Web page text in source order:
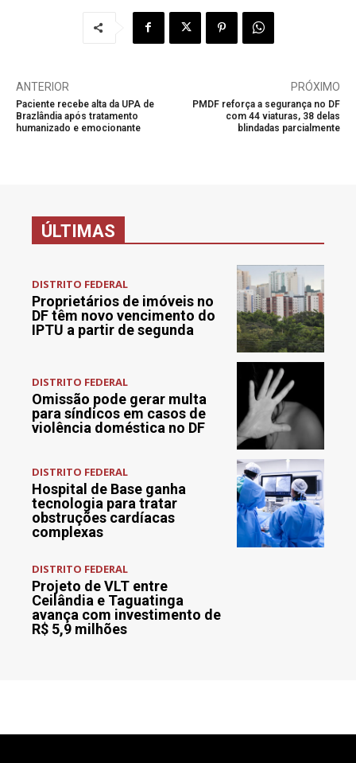
ANTERIOR
Paciente recebe alta da UPA de
Brazlândia após tratamento
humanizado e emocionante
PRÓXIMO
PMDF reforça a segurança no DF
com 44 viaturas, 38 delas
blindadas parcialmente
ÚLTIMAS
DISTRITO FEDERAL
Proprietários de imóveis no
DF têm novo vencimento do
IPTU a partir de segunda
DISTRITO FEDERAL
Omissão pode gerar multa
para síndicos em casos de
violência doméstica no DF
DISTRITO FEDERAL
Hospital de Base ganha
tecnologia para tratar
obstruções cardíacas
complexas
DISTRITO FEDERAL
Projeto de VLT entre
Ceilândia e Taguatinga
avança com investimento de
R$ 5,9 milhões